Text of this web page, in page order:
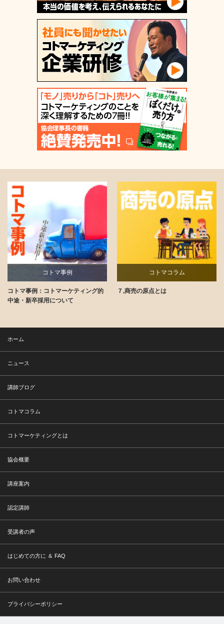
コトマ事例
講師ブログ
コトマ事例：コトマーケティング的
中途・新卒採用について
コトマコラム
７,商売の原点とは
ホーム
ニュース
講師ブログ
コトマコラム
コトマーケティングとは
協会概要
講座案内
認定講師
受講者の声
はじめての方に ＆ FAQ
お問い合わせ
プライバシーポリシー